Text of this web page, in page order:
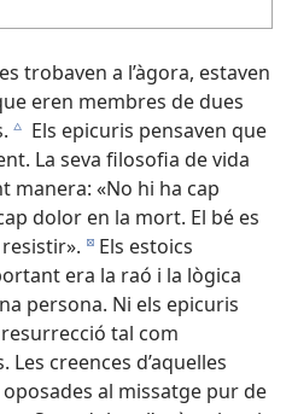
trobaven a l’àgora, estaven
eren membres de dues
c Els epicuris pensaven que
La seva filosofia de vida
manera: «No hi ha cap
dolor en la mort. El bé es
d Els estoics
era la raó i la lògica
persona. Ni els epicuris
tal com
Les creences d’aquelles
al missatge pur de